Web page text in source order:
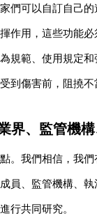
們可以自訂自己
作用，這些功能
規範、使用規定和
到傷害前，阻撓不
界、監管機
。我們相信，我
員、監管機構、
行共同研究。